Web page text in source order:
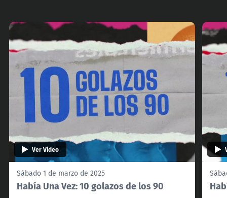
Ver Video
Sábado 1 de marzo de 2025
Había Una Vez: 10 golazos de los 90